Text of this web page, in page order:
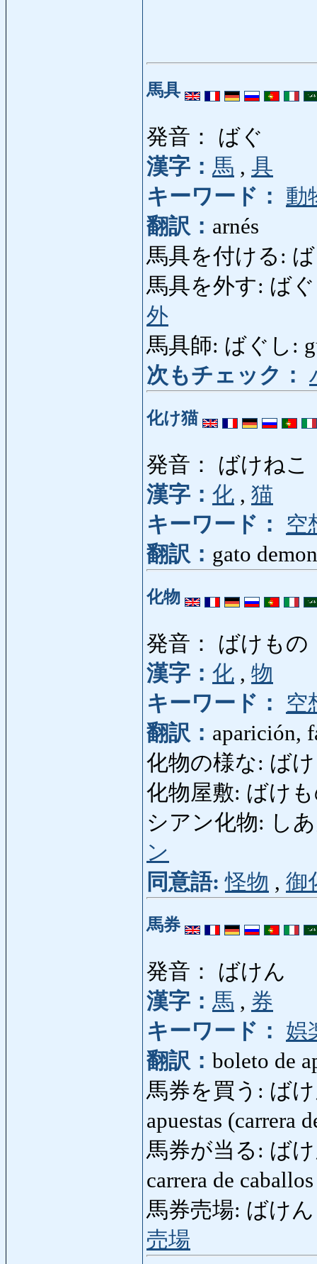
馬具
発音： ばぐ
漢字： 馬 , 具
キーワード：
動
翻訳： arnés
馬具を付ける:
馬具を外す: ばぐ
外
馬具師: ばぐし:
次もチェック：
化け猫
発音： ばけねこ
漢字： 化 , 猫
キーワード：
空
翻訳： gato
化物
発音： ばけもの
漢字： 化 , 物
キーワード：
空
翻訳： aparición,
化物の様な: ば
化物屋敷: ばけも
シアン化物: し
ン
同意語:怪物 , 御
馬券
発音： ばけん
漢字： 馬 , 券
キーワード：
娯
翻訳： boleto de
馬券を買う: ば
apuestas (carrera
馬券が当る: ばけ
carrera de
馬券売場: ばけん
売場